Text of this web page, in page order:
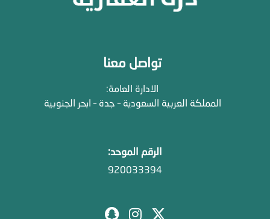
تواصل معنا
الادارة العامة:
المملكة العربية السعودية – جدة – ابحر الجنوبية
الرقم الموحد:
920033394